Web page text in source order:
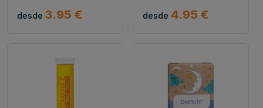
desde 3.95 € desde 4.95 €